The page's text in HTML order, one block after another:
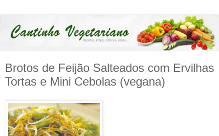
Brotos de Feijão Salteados com Ervilhas
Tortas e Mini Cebolas (vegana)